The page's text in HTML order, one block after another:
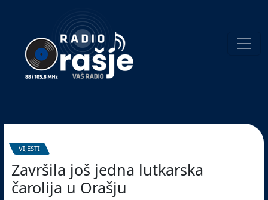
website!
VIJESTI
Završila još jedna lutkarska
čarolija u Orašju